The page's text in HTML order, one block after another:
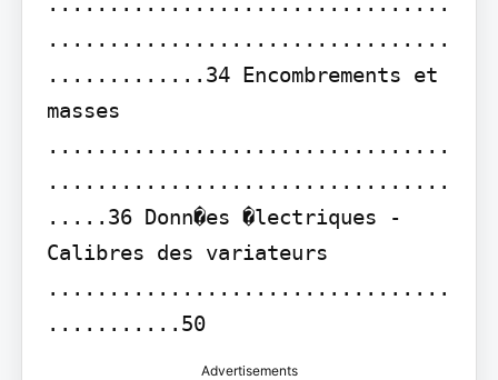
.................................
.............34 Encombrements et
masses
.................................
.................................
.....36 Donn�es �lectriques -
Calibres des variateurs
.................................
...........50
Advertisements